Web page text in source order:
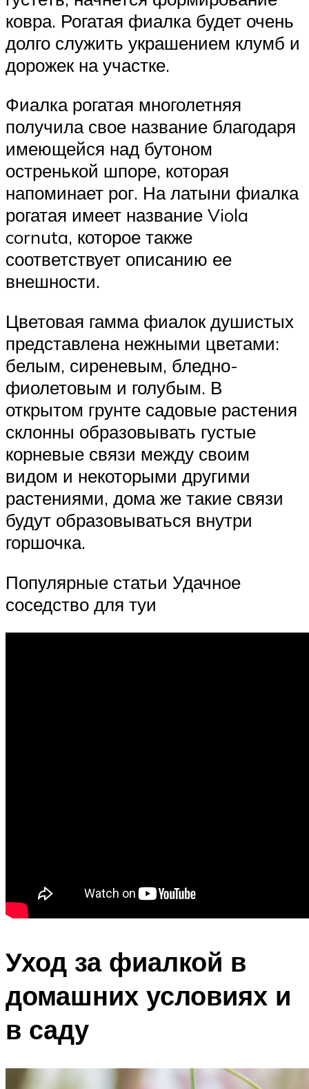
ковра. Рогатая фиалка будет очень
долго служить украшением клумб и
дорожек на участке.
Фиалка рогатая многолетняя
получила свое название благодаря
имеющейся над бутоном
остренькой шпоре, которая
напоминает рог. На латыни фиалка
рогатая имеет название Viola
cornuta, которое также
соответствует описанию ее
внешности.
Цветовая гамма фиалок душистых
представлена нежными цветами:
белым, сиреневым, бледно-
фиолетовым и голубым. В
открытом грунте садовые растения
склонны образовывать густые
корневые связи между своим
видом и некоторыми другими
растениями, дома же такие связи
будут образовываться внутри
горшочка.
Популярные статьи Удачное
соседство для туи
Уход за фиалкой в
домашних условиях и
в саду